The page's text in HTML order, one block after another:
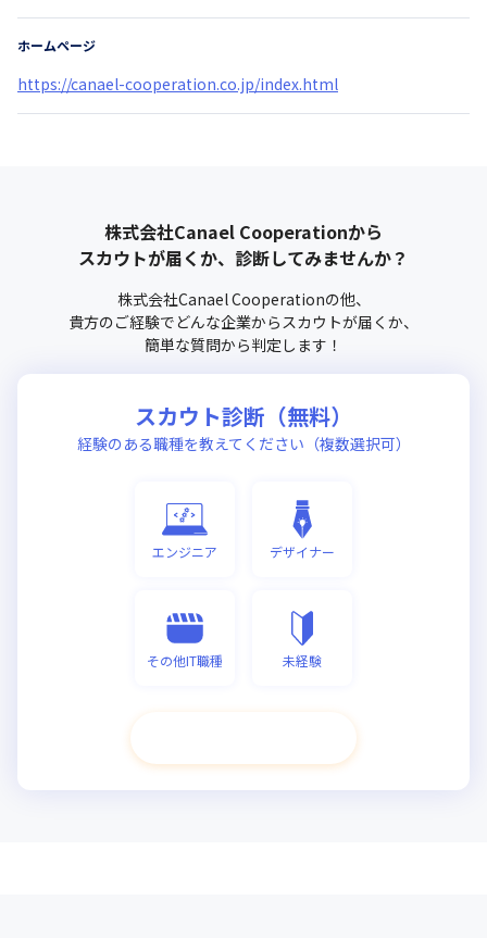
ホームページ
https://canael-cooperation.co.jp/index.html
株式会社Canael Cooperationから
スカウトが届くか、診断してみませんか？
株式会社Canael Cooperationの他、
貴方のご経験でどんな企業からスカウトが届くか、
簡単な質問から判定します！
スカウト診断（無料）
経験のある職種を教えてください（複数選択可）
エンジニア デザイナー
その他IT職種 未経験